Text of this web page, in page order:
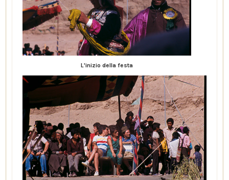
L'inizio della festa